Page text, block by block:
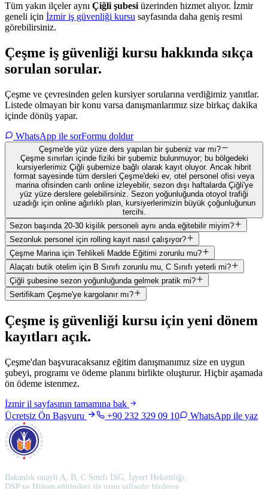
Tüm yakın ilçeler aynı Çiğli şubesi üzerinden hizmet alıyor. İzmir
geneli için İzmiriş güvenliği kursu sayfasında daha geniş resmi
görebilirsiniz.
Çeşme iş güvenliği kursu hakkında sıkça
sorulan sorular.
Çeşme ve çevresinden gelen kursiyer sorularına verdiğimiz yanıtlar.
Listede olmayan bir konu varsa danışmanlarımız size birkaç dakika
içinde dönüş yapar.
WhatsApp ile sorFormu doldur
Çeşme'de yüz yüze ders yapılan bir şubeniz var mı?
Çeşme sınırları içinde fiziki bir şubemiz bulunmuyor; bu bölgedeki
kursiyerlerimiz Çiğli şubemize bağlı olarak kayıt oluyor. Ancak hibrit
format sayesinde tüm dersleri Çeşme'deki ev, otel personel ofisi veya
marina ofisinden canlı online izleyebilir, sezon dışı haftalarda Çiğli'ye
yüz yüze derslere gelebilirsiniz. Sezon yoğunluğunda otoyol trafiği
uzadığı için online ağırlıklı plan, kursiyerlerimizin büyük çoğunluğunun
tercihi.
Sezon başında 20-30 kişilik personeli aynı anda eğitebilir miyim?
Sezonluk personel için rolling kayıt nasıl çalışıyor?
Çeşme Marina için Tehlikeli Madde Eğitimi zorunlu mu?
Alaçatı butik otelim için B Sınıfı zorunlu mu, C Sınıfı yeterli mi?
Çiğli şubesine sezon yoğunluğunda gelmek pratik mi?
Sertifikam Çeşme'ye kargolanır mı?
Çeşme iş güvenliği kursu için yeni dönem
kayıtları açık.
Çeşme'dan başvuracaksanız eğitim danışmanımız size en uygun
şubeyi, programı ve ödeme planını birlikte oluşturur. Hiçbir aşamada
ön ödeme istenmez.
İzmiril sayfasının tamamına bak
Ücretsiz Ön Başvuru
+90 232 329 09 10 WhatsApp ile yaz
Bakanlık onaylı A, B, C Sınıfı İSG, İşyeri Hekimliği,
DSP ve Hijyen eğitimleri ile uzun yıllardır binlerce